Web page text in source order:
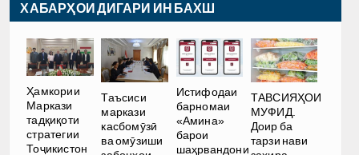
ХАБАРҲОИ ДИГАРИ ИН БАХШ
Ҳамкории
Маркази
тадқиқоти
стратегии
Тоҷикистон
Таъсиси
маркази
касбомӯзӣ
ва омӯзиши
Истифодаи
барномаи
«Амина»
барои
шаҳрвандони
ТАВСИЯҲОИ
МУФИД.
Доир ба
тарзи нави